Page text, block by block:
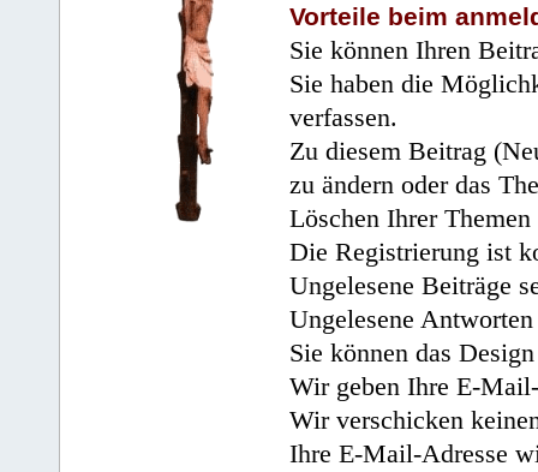
Vorteile beim
Sie können Ihren
Sie haben die
verfassen.
Zu diesem Beitrag
zu ändern oder das
Löschen Ihrer
Die Registrierung ist
Ungelesene Beiträge
Ungelesene
Sie können das
Wir geben Ihre E-
Wir verschicken
Ihre E-Mail-Adresse